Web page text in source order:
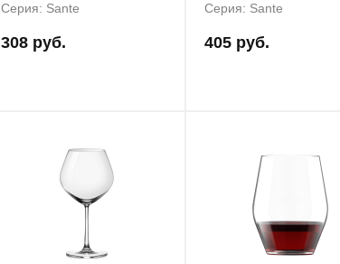
Серия: Sante
308 руб.
Серия: Sante
405 руб.